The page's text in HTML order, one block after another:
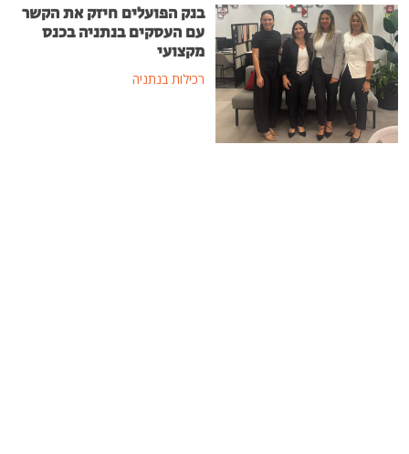
בנק הפועלים חיזק את הקשר
עם העסקים בנתניה בכנס
מקצועי
רכילות בנתניה